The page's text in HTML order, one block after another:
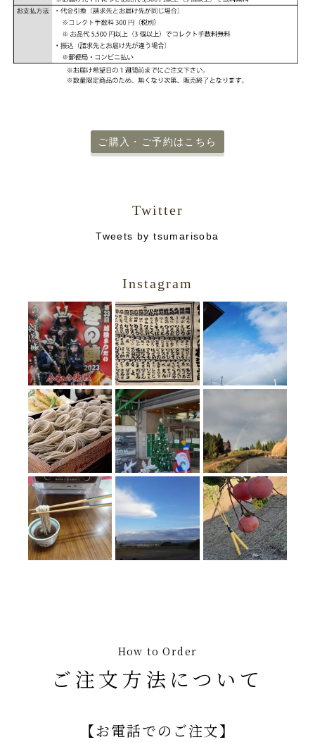
ご購入・ご予約はこちら
Twitter
Tweets by tsumarisoba
Instagram
How to Order
ご注文方法について
【お電話でのご注文】